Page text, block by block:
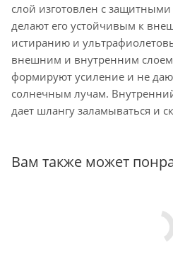
слой изготовлен с
делают его устойчивым к
истиранию и
внешним и внутренним
формируют усиление и не
солнечным лучам.
дает шлангу заламываться и
Вам также может